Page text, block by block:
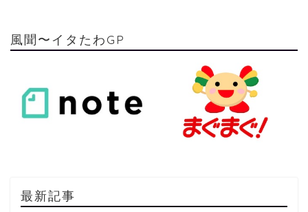
風聞〜イタたわGP
最新記事